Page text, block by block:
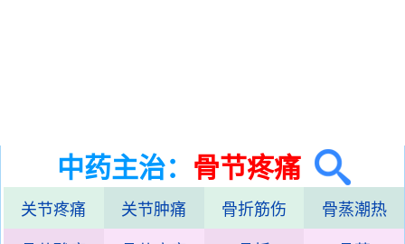
中药主治： 骨节疼痛
关节疼痛 关节肿痛 骨折筋伤 骨蒸潮热